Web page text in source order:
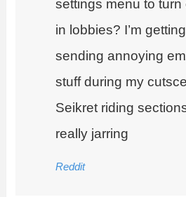
settings menu to turn
in lobbies? I’m
sending annoying
stuff during my
Seikret riding
really jarring
Reddit